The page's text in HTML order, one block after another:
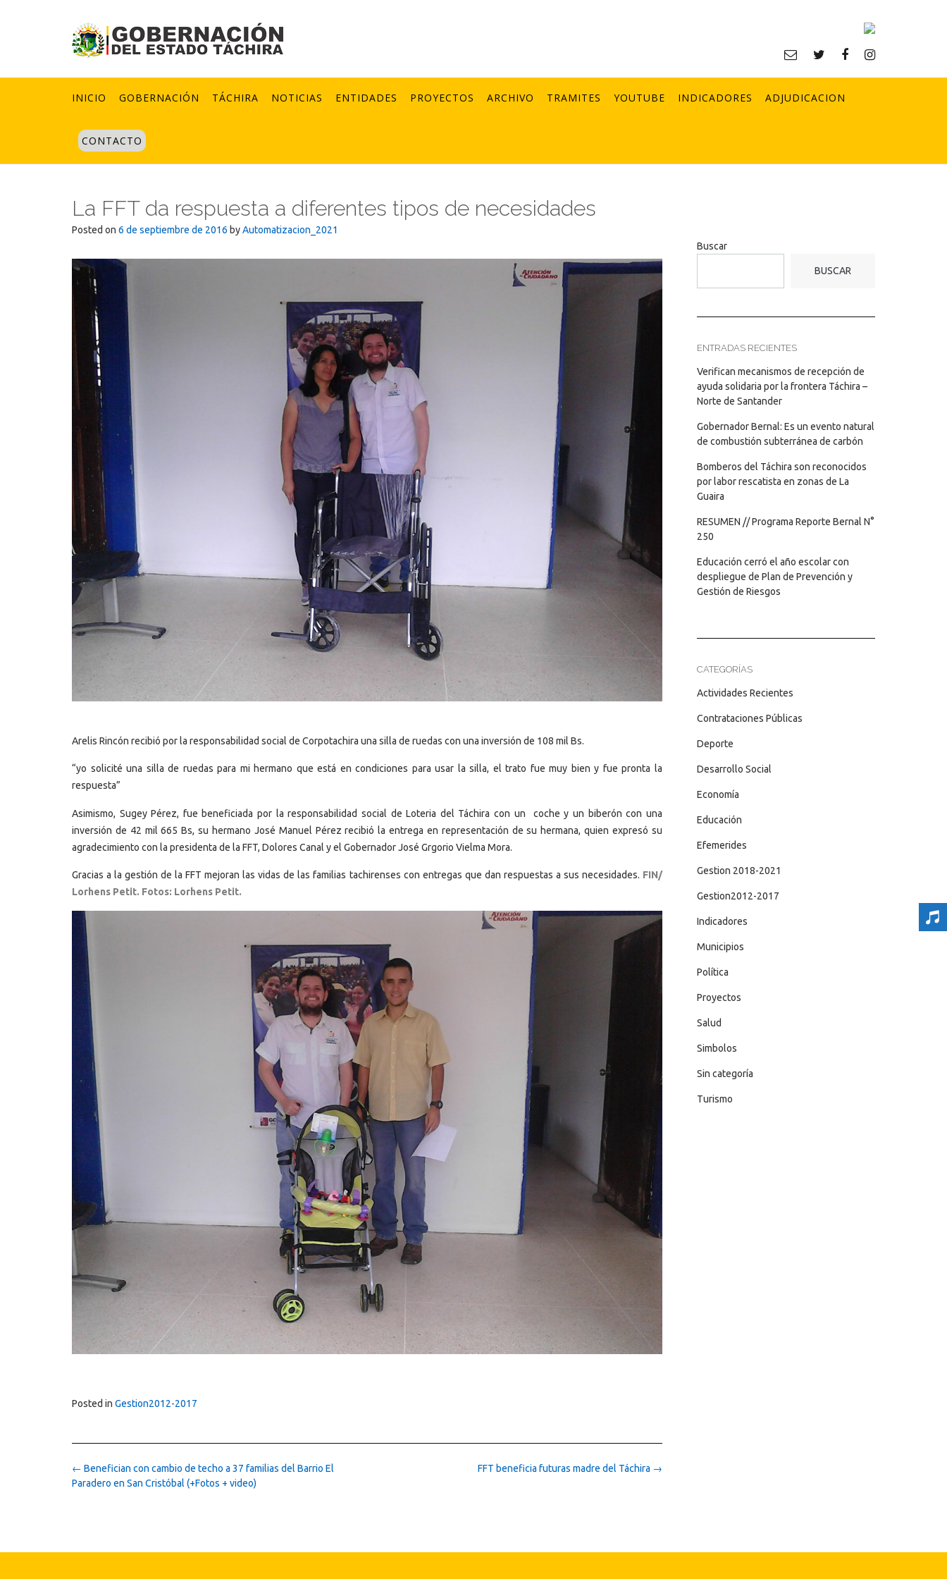
INICIO GOBERNACIÓN TÁCHIRA NOTICIAS ENTIDADES PROYECTOS ARCHIVO TRAMITES YOUTUBE INDICADORES ADJUDICACION
CONTACTO
La FFT da respuesta a diferentes tipos de necesidades
Posted on 6 de septiembre de 2016 byAutomatizacion_2021
Arelis Rincón recibió por la responsabilidad social de Corpotachira una silla de ruedas con una inversión de 108 mil Bs.
“yo solicité una silla de ruedas para mi hermano que está en condiciones para usar la silla, el trato fue muy bien y fue pronta la
respuesta”
Asimismo, Sugey Pérez, fue beneficiada por la responsabilidad social de Loteria del Táchira con un coche y un biberón con una
inversión de 42 mil 665 Bs, su hermano José Manuel Pérez recibió la entrega en representación de su hermana, quien expresó su
agradecimiento con la presidenta de la FFT, Dolores Canal y el Gobernador José Grgorio Vielma Mora.
Gracias a la gestión de la FFT mejoran las vidas de las familias tachirenses con entregas que dan respuestas a sus necesidades. FIN/
Lorhens Petit. Fotos: Lorhens Petit.
Posted in Gestion2012-2017
Post
navigation
FFT beneficia futuras madre del Táchira →
← Benefician con cambio de techo a 37 familias del Barrio El
Paradero en San Cristóbal (+Fotos + video)
Buscar
BUSCAR
ENTRADAS RECIENTES
Verifican mecanismos de recepción de
ayuda solidaria por la frontera Táchira –
Norte de Santander
Gobernador Bernal: Es un evento natural
de combustión subterránea de carbón
Bomberos del Táchira son reconocidos
por labor rescatista en zonas de La
Guaira
RESUMEN // Programa Reporte Bernal N°
250
Educación cerró el año escolar con
despliegue de Plan de Prevención y
Gestión de Riesgos
CATEGORÍAS
Actividades Recientes
Contrataciones Públicas
Deporte
Desarrollo Social
Economía
Educación
Efemerides
Gestion 2018-2021
Gestion2012-2017
Indicadores
Municipios
Política
Proyectos
Salud
Simbolos
Sin categoría
Turismo